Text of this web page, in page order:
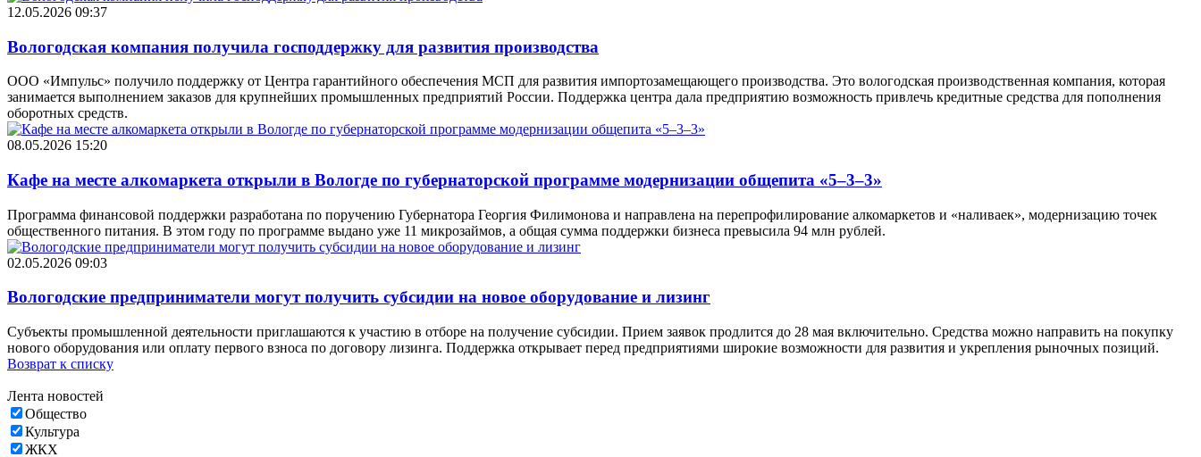
12.05.2026 09:37
Вологодская компания получила господдержку для развития производства
ООО «Импульс» получило поддержку от Центра гарантийного обеспечения МСП для развития импортозамещающего производства. Это вологодская производственная компания, которая
занимается выполнением заказов для крупнейших промышленных предприятий России. Поддержка центра дала предприятию возможность привлечь кредитные средства для пополнения
оборотных средств.
08.05.2026 15:20
Кафе на месте алкомаркета открыли в Вологде по губернаторской программе модернизации общепита «5–3–3»
Программа финансовой поддержки разработана по поручению Губернатора Георгия Филимонова и направлена на перепрофилирование алкомаркетов и «наливаек», модернизацию точек
общественного питания. В этом году по программе выдано уже 11 микрозаймов, а общая сумма поддержки бизнеса превысила 94 млн рублей.
02.05.2026 09:03
Вологодские предприниматели могут получить субсидии на новое оборудование и лизинг
Субъекты промышленной деятельности приглашаются к участию в отборе на получение субсидии. Прием заявок продлится до 28 мая включительно. Средства можно направить на покупку
нового оборудования или оплату первого взноса по договору лизинга. Поддержка открывает перед предприятиями широкие возможности для развития и укрепления рыночных позиций.
Возврат к списку
Лента новостей
Общество
Культура
ЖКХ